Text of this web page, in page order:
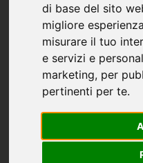
di base del sito
migliore
misurare il tuo
e servizi e
marketing, per
pertinenti per te.